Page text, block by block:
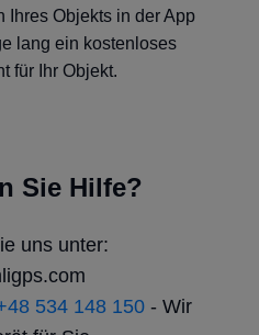
Ihres Objekts in der App
lang ein kostenloses
für Ihr Objekt.
Sie Hilfe?
uns unter:
534 148 150 - Wir